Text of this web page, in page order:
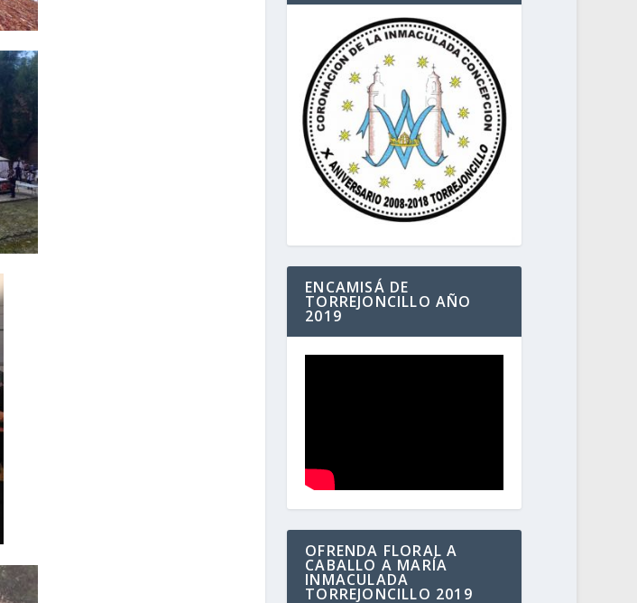
ENCAMISÁ DE
TORREJONCILLO AÑO
2019
OFRENDA FLORAL A
CABALLO A MARÍA
INMACULADA
TORREJONCILLO 2019